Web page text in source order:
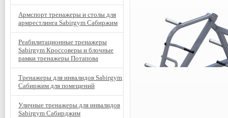
Армспорт тренажеры и столы для
армрестлинга Sabirgym Сабиржим
Реабилитационные тренажеры
Sabirgym Кроссоверы и блочные
рамки тренажеры Потапова
Тренажеры для инвалидов Sabirgym
Сабиржим для помещений
Уличные тренажеры для инвалидов
Sabirgym Сабирджим